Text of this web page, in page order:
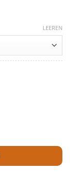
LEEREN